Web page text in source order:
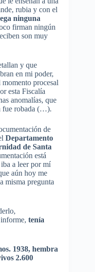
, rubia y con el
ninguna
firman ningún
son muy
y que
en mi poder,
momento procesal
esta Fiscalía
anomalías, que
fue robada (…).
de
Departamento
de Santa
está
iba a leerpor mí
aún hoy me
misma pregunta
,
informe, tenía
. 1938, hembra
2.600